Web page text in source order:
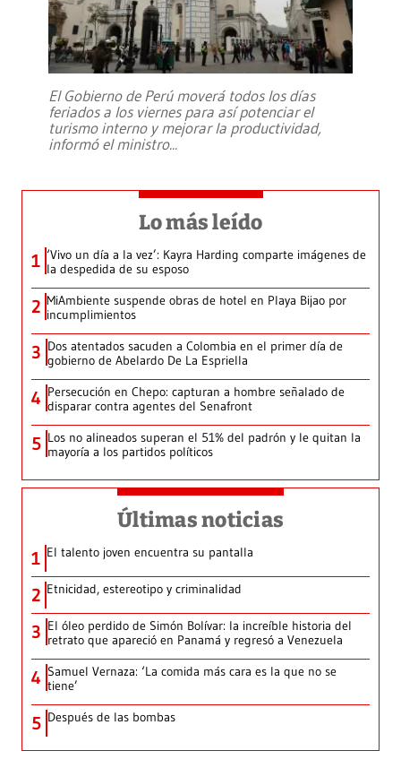
El Gobierno de Perú moverá todos los días
feriados a los viernes para así potenciar el
turismo interno y mejorar la productividad,
informó el ministro...
Lo más leído
1 ‘Vivo un día a la vez’: Kayra Harding comparte imágenes de
la despedida de su esposo
2 MiAmbiente suspende obras de hotel en Playa Bijao por
incumplimientos
3 Dos atentados sacuden a Colombia en el primer día de
gobierno de Abelardo De La Espriella
4 Persecución en Chepo: capturan a hombre señalado de
disparar contra agentes del Senafront
5 Los no alineados superan el 51% del padrón y le quitan la
mayoría a los partidos políticos
Últimas noticias
1 El talento joven encuentra su pantalla​
2 Etnicidad, estereotipo y criminalidad
3 El óleo perdido de Simón Bolívar: la increíble historia del
retrato que apareció en Panamá y regresó a Venezuela
4 Samuel Vernaza: ‘La comida más cara es la que no se
tiene’
5 Después de las bombas